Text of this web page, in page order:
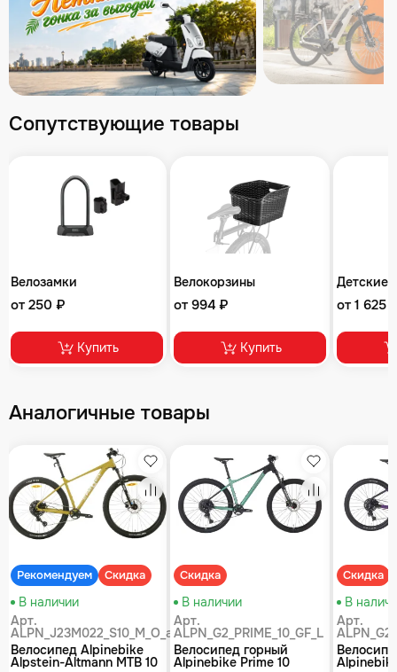
Сопутствующие товары
Велозамки
от 250 ₽
Купить
Велокорзины
от 994 ₽
Купить
Детские
от 1 625
Аналогичные товары
Рекомендуем Скидка
Избранное
Сравнение
В наличии
Арт.
ALPN_J23M022_S10_M_O_air
Велосипед Alpinebike
Alpstein-Altmann MTB 10
Скидка
Избранное
Сравнение
В наличии
Арт.
ALPN_G2_PRIME_10_GF_L
Велосипед горный
Alpinebike Prime 10
Скидка
В
Арт.